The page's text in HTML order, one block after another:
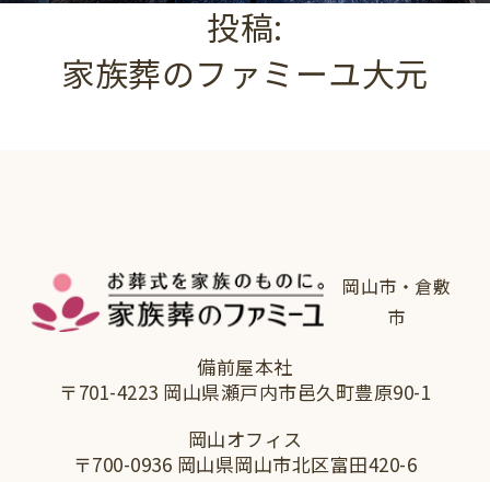
投稿:
家族葬のファミーユ大元
岡山市・倉敷
市
備前屋本社
〒701-4223 岡山県瀬戸内市邑久町豊原90-1
岡山オフィス
〒700-0936 岡山県岡山市北区富田420-6